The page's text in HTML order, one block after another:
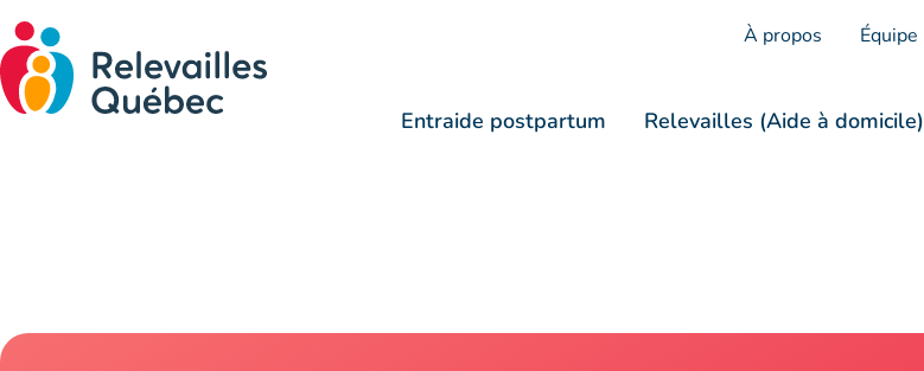
À propos Équipe
Entraide postpartum Relevailles (Aide à domicile)
015